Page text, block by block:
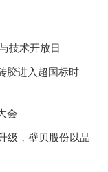
技术开放日
胶进入超国标时
会
级，壁贝股份以品